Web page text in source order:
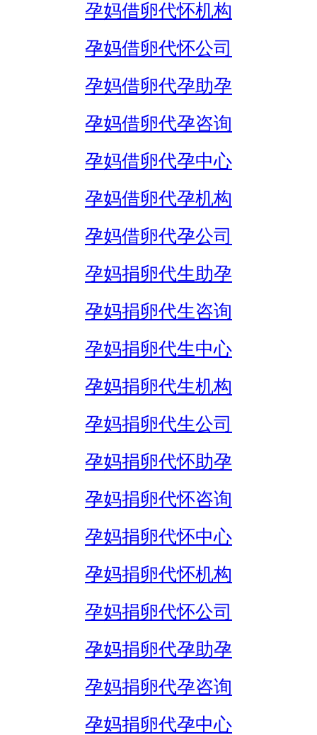
孕妈借卵代怀机构
孕妈借卵代怀公司
孕妈借卵代孕助孕
孕妈借卵代孕咨询
孕妈借卵代孕中心
孕妈借卵代孕机构
孕妈借卵代孕公司
孕妈捐卵代生助孕
孕妈捐卵代生咨询
孕妈捐卵代生中心
孕妈捐卵代生机构
孕妈捐卵代生公司
孕妈捐卵代怀助孕
孕妈捐卵代怀咨询
孕妈捐卵代怀中心
孕妈捐卵代怀机构
孕妈捐卵代怀公司
孕妈捐卵代孕助孕
孕妈捐卵代孕咨询
孕妈捐卵代孕中心